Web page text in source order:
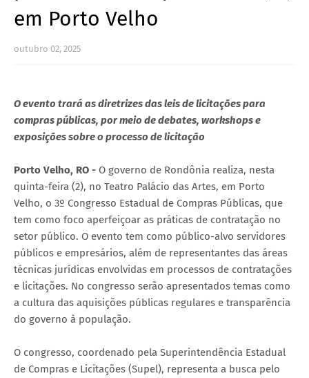
em Porto Velho
outubro 02, 2025
O evento trará as diretrizes das leis de licitações para
compras públicas, por meio de debates, workshops e
exposições sobre o processo de licitação
Porto Velho, RO - O governo de Rondônia realiza, nesta
quinta-feira (2), no Teatro Palácio das Artes, em Porto
Velho, o 3º Congresso Estadual de Compras Públicas, que
tem como foco aperfeiçoar as práticas de contratação no
setor público. O evento tem como público-alvo servidores
públicos e empresários, além de representantes das áreas
técnicas jurídicas envolvidas em processos de contratações
e licitações. No congresso serão apresentados temas como
a cultura das aquisições públicas regulares e transparência
do governo à população.
O congresso, coordenado pela Superintendência Estadual
de Compras e Licitações (Supel), representa a busca pelo